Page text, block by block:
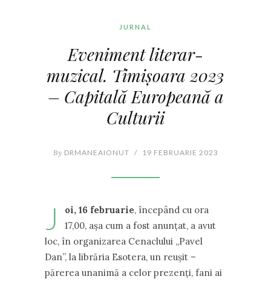
JURNAL
Eveniment literar-
muzical. Timișoara 2023
– Capitală Europeană a
Culturii
By DRMANEAIONUT / 19 FEBRUARIE 2023
J oi, 16 februarie, începând cu ora
17,00, aşa cum a fost anunţat, a avut
loc, în organizarea Cenaclului ,,Pavel
Dan”, la librăria Esotera, un reuşit –
părerea unanimă a celor prezenți, fani ai